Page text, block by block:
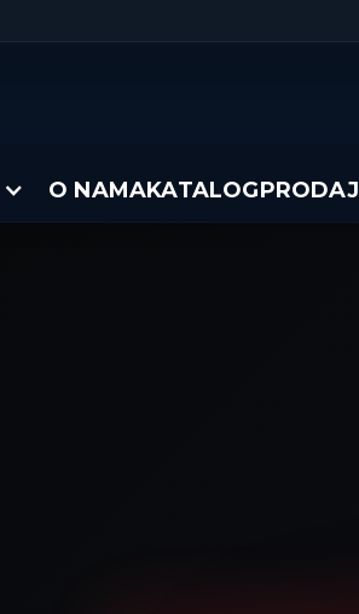
O NAMAKATALOG